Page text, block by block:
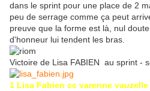
dans le sprint pour une place de 2
peu de serrage comme ça peut
preuve que la forme est là, nul
d'honneur lui tendent les bras.
Victoire de Lisa FABIEN au sprint -
1 Lisa Fabien cc varenne vauzelle